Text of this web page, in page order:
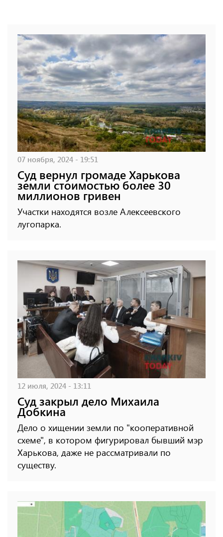
07 ноября, 2024 - 19:51
Суд вернул громаде Харькова
земли стоимостью более 30
миллионов гривен
Участки находятся возле Алексеевского
лугопарка.
12 июля, 2024 - 13:11
Суд закрыл дело Михаила
Добкина
Дело о хищении земли по "кооперативной
схеме", в котором фигурировал бывший мэр
Харькова, даже не рассматривали по
существу.